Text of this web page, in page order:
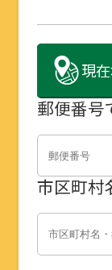
現
郵便番号
市区町村